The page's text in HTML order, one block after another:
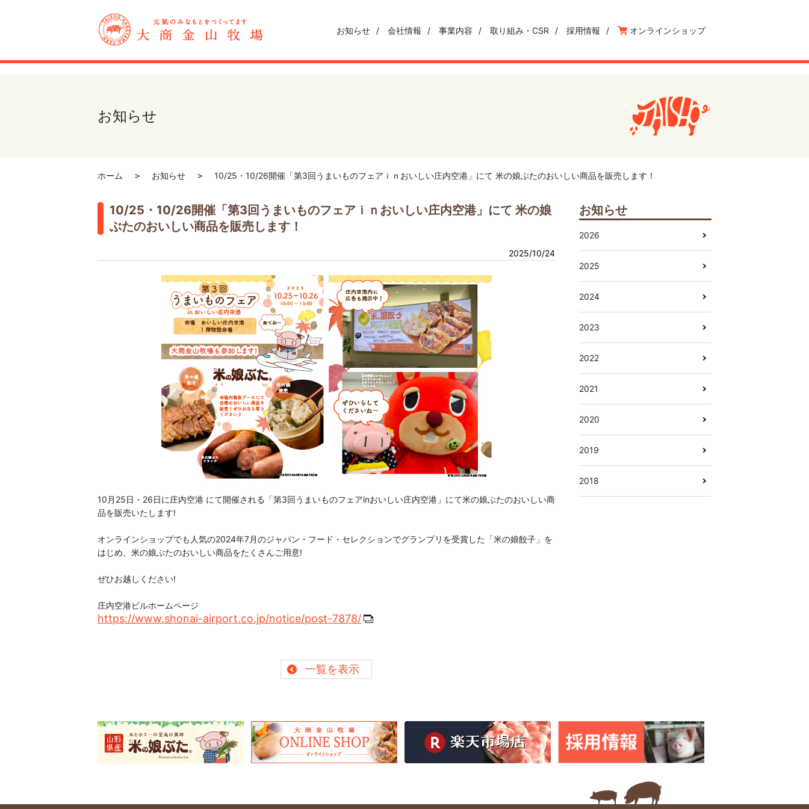
お知らせ 会社情報 事業内容 取り組み・CSR 採用情報 オンラインショップ
お知らせ
ホーム お知らせ 10/25・10/26開催「第3回うまいものフェアｉｎおいしい庄内空港」にて 米の娘ぶたのおいしい商品を販売します！
10/25・10/26開催「第3回うまいものフェアｉｎおいしい庄内空港」にて 米の娘
ぶたのおいしい商品を販売します！
2025/10/24
10月25日・26日に庄内空港 にて開催される「第3回うまいものフェアinおいしい庄内空港」にて米の娘ぶたのおいしい商
品を販売いたします!
オンラインショップでも人気の2024年7月のジャパン・フード・セレクションでグランプリを受賞した「米の娘餃子」を
はじめ、米の娘ぶたのおいしい商品をたくさんご用意!
ぜひお越しください!
庄内空港ビルホームページ
https://www.shonai-airport.co.jp/notice/post-7878/
一覧を表示
お知らせ
2026
2025
2024
2023
2022
2021
2020
2019
2018